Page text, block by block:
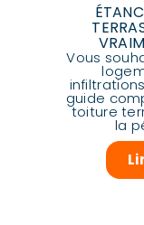
Vous
guide
toiture
la